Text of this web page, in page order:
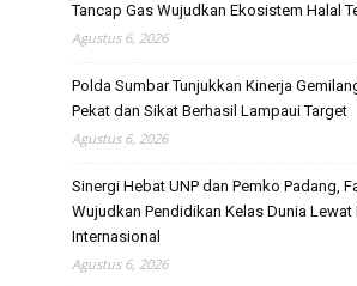
Tancap Gas Wujudkan Ekosistem Halal
Agustus 6, 2026
Polda Sumbar Tunjukkan Kinerja
Pekat dan Sikat Berhasil Lampaui Target
Agustus 6, 2026
Sinergi Hebat UNP dan Pemko Padang,
Wujudkan Pendidikan Kelas Dunia
Internasional
Agustus 6, 2026